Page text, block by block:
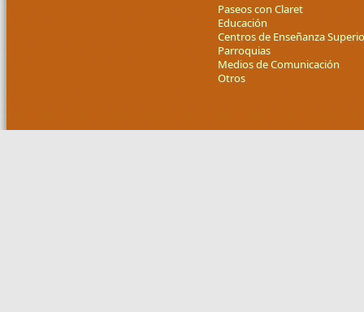
Paseos con Claret
Educación
Centros de Enseñanza
Parroquias
Medios de Comunicación
Otros